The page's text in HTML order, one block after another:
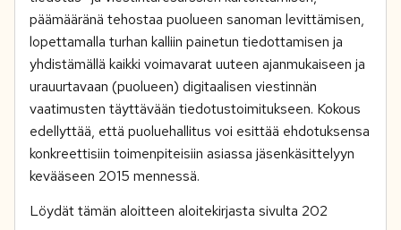
päämääränä tehostaa puolueen sanoman levittämisen,
lopettamalla turhan kalliin painetun tiedottamisen ja
yhdistämällä kaikki voimavarat uuteen ajanmukaiseen ja
urauurtavaan (puolueen) digitaalisen viestinnän
vaatimusten täyttävään tiedotustoimitukseen. Kokous
edellyttää, että puoluehallitus voi esittää ehdotuksensa
konkreettisiin toimenpiteisiin asiassa jäsenkäsittelyyn
kevääseen 2015 mennessä.
Löydät tämän aloitteen aloitekirjasta sivulta 202